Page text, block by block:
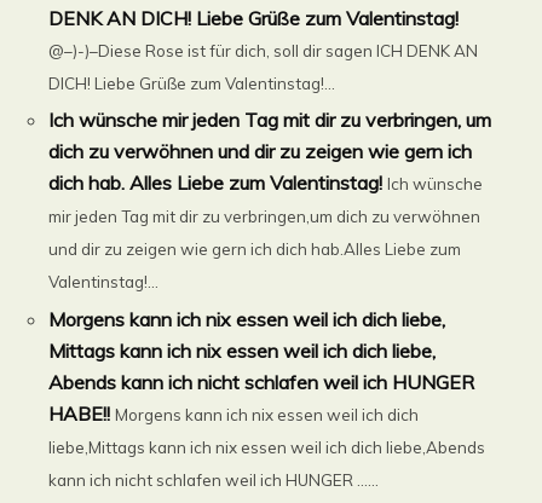
DENK AN DICH! Liebe Grüße zum Valentinstag!
@–)-)–Diese Rose ist für dich, soll dir sagen ICH DENK AN
DICH! Liebe Grüße zum Valentinstag!...
Ich wünsche mir jeden Tag mit dir zu verbringen, um
dich zu verwöhnen und dir zu zeigen wie gern ich
dich hab. Alles Liebe zum Valentinstag! Ich wünsche
mir jeden Tag mit dir zu verbringen,um dich zu verwöhnen
und dir zu zeigen wie gern ich dich hab.Alles Liebe zum
Valentinstag!...
Morgens kann ich nix essen weil ich dich liebe,
Mittags kann ich nix essen weil ich dich liebe,
Abends kann ich nicht schlafen weil ich HUNGER
HABE!! Morgens kann ich nix essen weil ich dich
liebe,Mittags kann ich nix essen weil ich dich liebe,Abends
kann ich nicht schlafen weil ich HUNGER ......